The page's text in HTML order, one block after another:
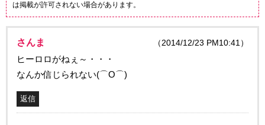
は掲載が許可されない場合があります。
さんま （2014/12/23 PM10:41）
ヒーロロがねぇ～・・・
なんか信じられない(⌒O⌒)
返信